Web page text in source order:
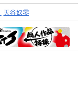
天谷奴零